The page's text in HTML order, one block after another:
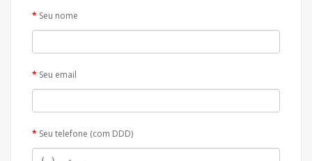
Seu nome
Seu email
Seu telefone (com DDD)